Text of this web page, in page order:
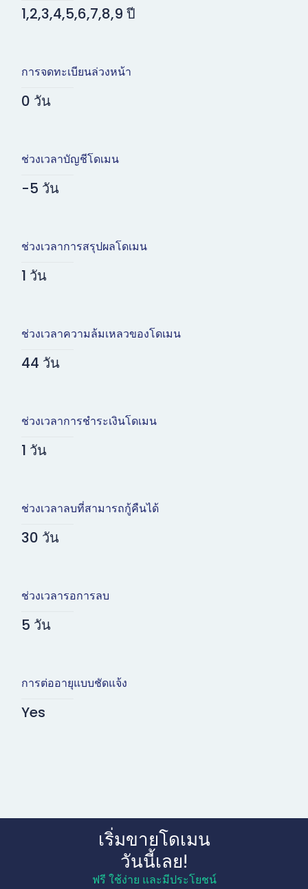
1,2,3,4,5,6,7,8,9 ปี
การจดทะเบียนล่วงหน้า
0 วัน
ช่วงเวลาบัญชีโดเมน
-5 วัน
ช่วงเวลาการสรุปผลโดเมน
1 วัน
ช่วงเวลาความล้มเหลวของโดเมน
44 วัน
ช่วงเวลาการชำระเงินโดเมน
1 วัน
ช่วงเวลาลบที่สามารถกู้คืนได้
30 วัน
ช่วงเวลารอการลบ
5 วัน
การต่ออายุแบบชัดแจ้ง
Yes
เริ่มขายโดเมน
วันนี้เลย!
ฟรี ใช้ง่าย และมีประโยชน์